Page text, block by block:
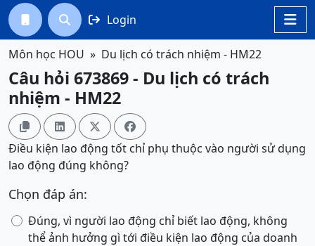

  Login
Môn học HOU Du lịch có trách nhiệm - HM22
Câu hỏi 673869 - Du lịch có trách
nhiệm - HM22
   
Điều kiện lao động tốt chỉ phụ thuộc vào người sử dụng
lao động đúng không?
Chọn đáp án:
Đúng, vì người lao động chỉ biết lao động, không
thể ảnh hưởng gì tới điều kiện lao động của doanh